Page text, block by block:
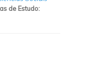
de Estudo: